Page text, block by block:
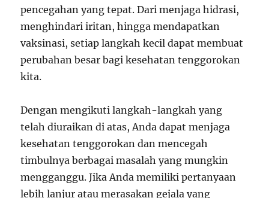
pencegahan yang tepat. Dari menjaga hidrasi,
menghindari iritan, hingga mendapatkan
vaksinasi, setiap langkah kecil dapat membuat
perubahan besar bagi kesehatan tenggorokan
kita.
Dengan mengikuti langkah-langkah yang
telah diuraikan di atas, Anda dapat menjaga
kesehatan tenggorokan dan mencegah
timbulnya berbagai masalah yang mungkin
mengganggu. Jika Anda memiliki pertanyaan
lebih lanjur atau merasakan gejala yang